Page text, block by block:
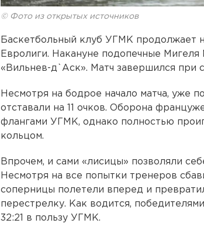
© Фото из открытых источников
Баскетбольный клуб УГМК продолжает
Евролиги. Накануне подопечные
«Вильнев-д`Аск». Матч завершился при
Несмотря на бодрое начало матча, уже
отставали на 11 очков. Оборона
флангами УГМК, однако полностью
кольцом.
Впрочем, и сами «лисицы» позволяли
Несмотря на все попытки тренеров
соперницы полетели вперед и
перестрелку. Как водится,
32:21 в пользу УГМК.